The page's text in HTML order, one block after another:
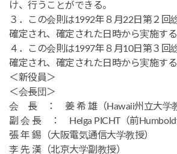
け、行うことができる。
３．この会則は1992年８月22日第２回
確定され、確定された日時から実施する
４．この会則は1997年８月10日第３回
確定され、確定された日時から実施する
＜新役員＞
＜会長団＞
会 長 ： 姜 希 雄（Hawaii州立大学教
副 会 長 ： Helga PICHT（前Humboldt
張 年 錫（大阪電気通信大学教授）
李 先 漢（北京大学副教授）